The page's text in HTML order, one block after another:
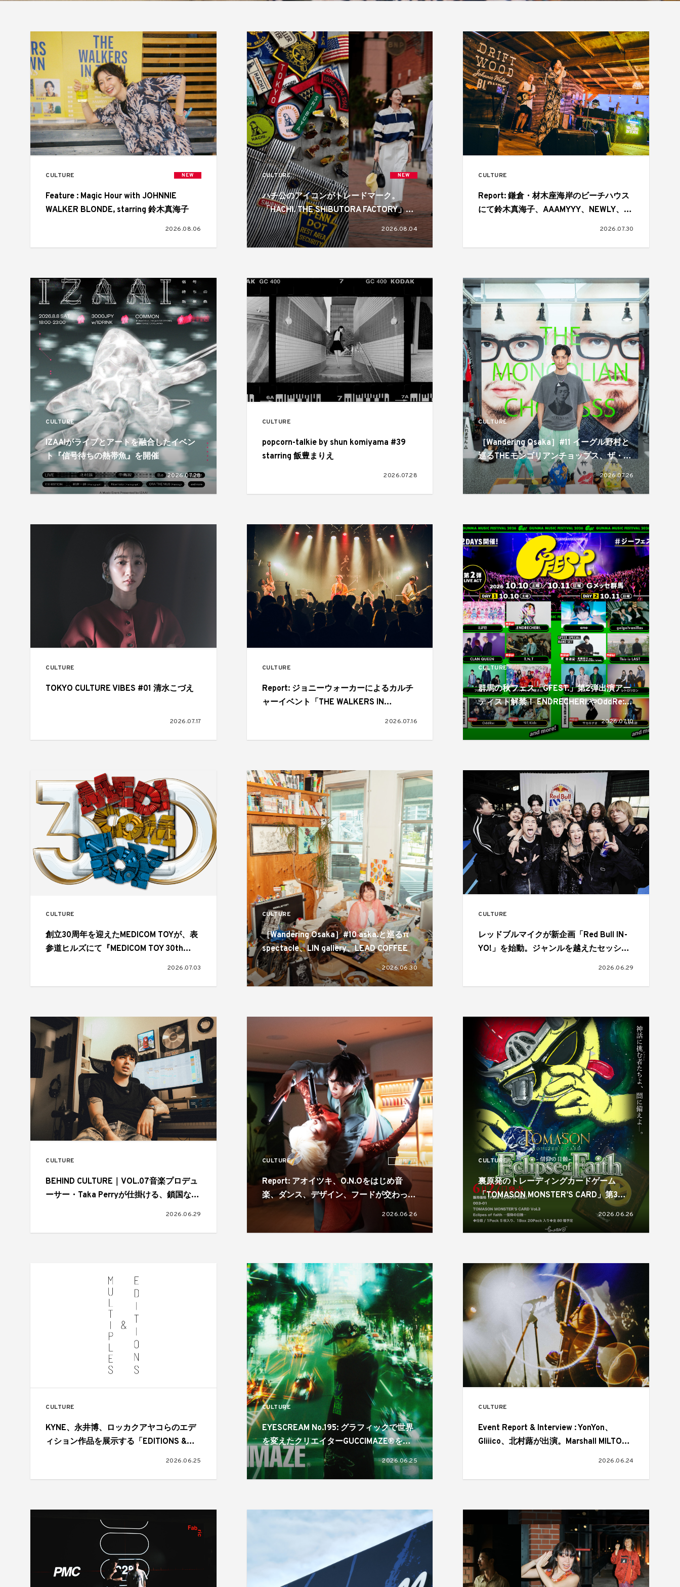
CULTURE NEW
Feature : Magic Hour with JOHNNIE
WALKER BLONDE, starring 鈴木真海子
2026.08.06
CULTURE NEW
ハチ公のアイコンがトレードマーク。
「HACHI. THE SHIBUTORA FACTORY」の
ポップアップが代官山・蔦屋書店で開催中
2026.08.04
CULTURE
Report: 鎌倉・材木座海岸のビーチハウス
にて鈴木真海子、AAAMYYY、NEWLY、
WALKERS IN TOWN SESSIONS Vol.6」が
2026.07.30
CULTURE
IZAAIがライブとアートを融合したイベン
ト『信号待ちの熱帯魚』を開催
2026.07.28
CULTURE
popcorn-talkie by shun komiyama #39
starring 飯豊まりえ
2026.07.28
CULTURE
［Wandering Osaka］#11 イーグル野村と
巡るTHEモンゴリアンチョップス、ザ・モ
チベーションショップ、十四才
2026.07.26
CULTURE
TOKYO CULTURE VIBES #01 清水こづえ
2026.07.17
CULTURE
Report: ジョニーウォーカーによるカルチ
ャーイベント「THE WALKERS IN
2026.07.16
CULTURE
群馬の秋フェス「GFEST.」第2弾出演アー
ティスト解禁！ ENDRECHERI.やOddRe:、
ユニゾンの斎藤宏介もスペシャルバンドセ
ットで登場
2026.07.10
CULTURE
創立30周年を迎えたMEDICOM TOYが、表
参道ヒルズにて『MEDICOM TOY 30th
2026.07.03
CULTURE
［Wandering Osaka］#10 aska.と巡るπ
spectacle、LIN gallery、LEAD COFFEE
2026.06.30
CULTURE
レッドブルマイクが新企画「Red Bull IN-
YO!」を始動。ジャンルを越えたセッショ
2026.06.29
CULTURE
BEHIND CULTURE｜VOL.07音楽プロデュ
ーサー・Taka Perryが仕掛ける、鎖国なき
2026.06.29
CULTURE PR
Report: アオイツキ、O.N.Oをはじめ音
楽、ダンス、デザイン、フードが交わった
「IQOS ‘REMIX YOUR STYLE’ NIGHT」。
コラボレーターには真鍋大度を起用
2026.06.26
CULTURE
裏原発のトレーディングカードゲーム
「TOMASON MONSTER’S CARD」第3弾
パックがリリース！
2026.06.26
CULTURE
KYNE、永井博、ロッカクアヤコらのエデ
ィション作品を展示する「EDITIONS &
2026.06.25
CULTURE
EYESCREAM No.195: グラフィックで世界
を変えたクリエイターGUCCIMAZE®を特
集! 6月1日発売
2026.06.25
CULTURE
Event Report & Interview : YonYon、
Gliiico、北村蕗が出演。Marshall MILTON
2026.06.24